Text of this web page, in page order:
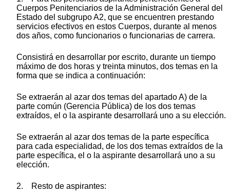
Cuerpos Penitenciarios de la Administración General del
Estado del subgrupo A2, que se encuentren prestando
servicios efectivos en estos Cuerpos, durante al menos
dos años, como funcionarios o funcionarias de carrera.
Consistirá en desarrollar por escrito, durante un tiempo
máximo de dos horas y treinta minutos, dos temas en la
forma que se indica a continuación:
Se extraerán al azar dos temas del apartado A) de la
parte común (Gerencia Pública) de los dos temas
extraídos, el o la aspirante desarrollará uno a su elección.
Se extraerán al azar dos temas de la parte específica
para cada especialidad, de los dos temas extraídos de la
parte específica, el o la aspirante desarrollará uno a su
elección.
2. Resto de aspirantes: